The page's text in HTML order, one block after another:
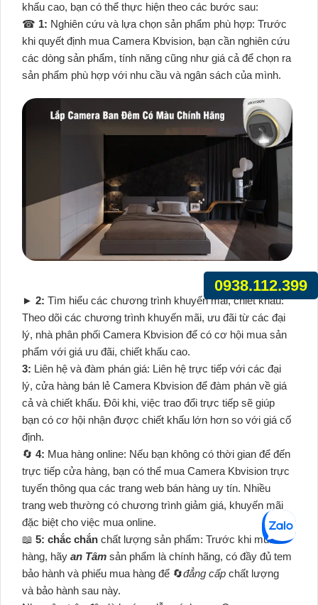
khấu cao, bạn có thể thực hiện theo các bước sau:
☎ 1: Nghiên cứu và lựa chọn sản phẩm phù hợp: Trước
khi quyết định mua Camera Kbvision, bạn cần nghiên cứu
các dòng sản phẩm, tính năng cũng như giá cả để chọn ra
sản phẩm phù hợp với nhu cầu và ngân sách của mình.
► 2: Tìm hiểu các chương trình khuyến mãi, chiết khấu:
Theo dõi các chương trình khuyến mãi, ưu đãi từ các đại
lý, nhà phân phối Camera Kbvision để có cơ hội mua sản
phẩm với giá ưu đãi, chiết khấu cao.
3: Liên hệ và đàm phán giá: Liên hệ trực tiếp với các đại
lý, cửa hàng bán lẻ Camera Kbvision để đàm phán về giá
cả và chiết khấu. Đôi khi, việc trao đổi trực tiếp sẽ giúp
bạn có cơ hội nhận được chiết khấu lớn hơn so với giá cố
định.
🔄 4: Mua hàng online: Nếu bạn không có thời gian để đến
trực tiếp cửa hàng, bạn có thể mua Camera Kbvision trực
tuyến thông qua các trang web bán hàng uy tín. Nhiều
trang web thường có chương trình giảm giá, khuyến mãi
đặc biệt cho việc mua online.
📖 5: chắc chắn chất lượng sản phẩm: Trước khi mua
hàng, hãy an Tâm sản phẩm là chính hãng, có đầy đủ tem
bảo hành và phiếu mua hàng để 🔄đẳng cấp chất lượng
và bảo hành sau này.
0938.112.399